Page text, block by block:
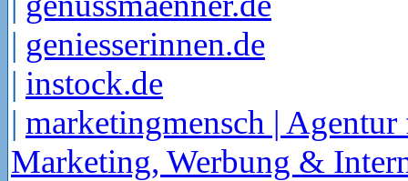
| geniesserinnen.de
| instock.de
| marketingmensch | Agentur
Marketing, Werbung &